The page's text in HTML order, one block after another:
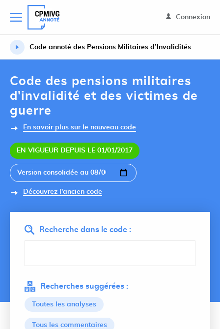
Connexion
Code annoté des Pensions Militaires d’Invalidités
Code des pensions militaires
d'invalidité et des victimes de
guerre
En savoir plus sur le nouveau code
EN VIGUEUR DEPUIS LE 01/01/2017
Découvrez l'ancien code
Recherche dans le code :
Recherches suggérées :
Toutes les analyses
Tous les commentaires